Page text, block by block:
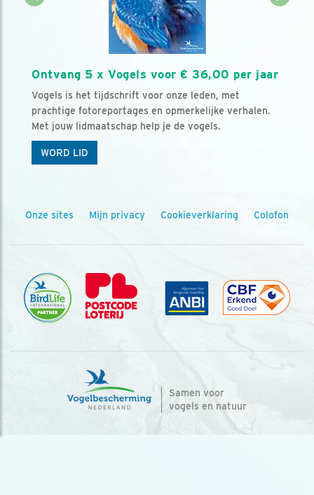
Ontvang 5 x Vogels voor € 36,00 per jaar
Vogels is het tijdschrift voor onze leden, met
prachtige fotoreportages en opmerkelijke verhalen.
Met jouw lidmaatschap help je de vogels.
WORD LID
Onze sites Mijn privacy Cookieverklaring Colofon
Samen voor
vogels en natuur